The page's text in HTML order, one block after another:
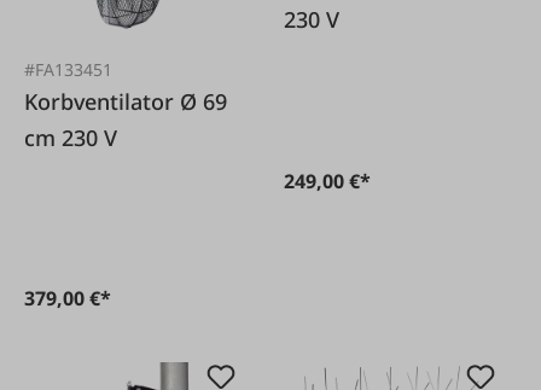
#FA133451
Korbventilator Ø 69
cm 230 V
379,00 €*
230 V
249,00 €*